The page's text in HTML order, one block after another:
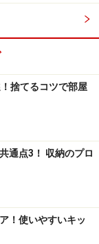
出しやすい3段
ル類を収納して
る
ると使いやすい
横一列ではな
捨てるコツで部屋
通点3！ 収納のプロ
！使いやすいキッ